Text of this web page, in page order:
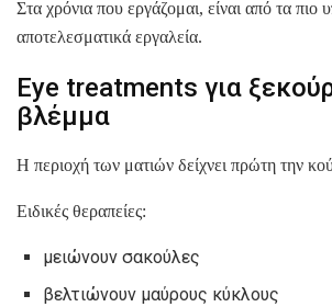
Στα χρόνια που εργάζομαι, είναι από τα πιο
αποτελεσματικά εργαλεία.
Eye treatments για
βλέμμα
Η περιοχή των ματιών δείχνει πρώτη την
Ειδικές θεραπείες:
μειώνουν σακούλες
βελτιώνουν μαύρους κύκλους